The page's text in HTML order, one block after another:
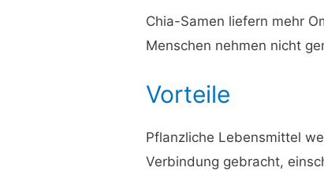
Chia-Samen liefern mehr
Menschen nehmen nicht
Vorteile
Pflanzliche Lebensmittel
Verbindung gebracht,